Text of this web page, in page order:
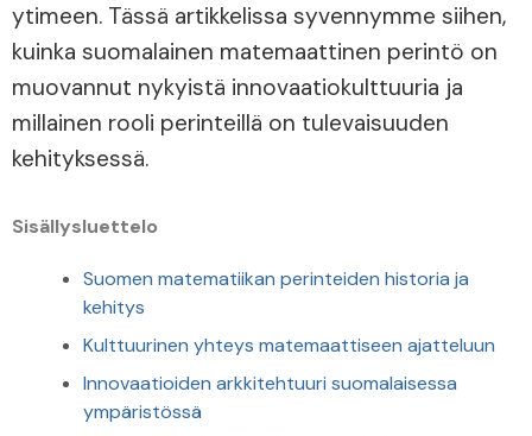
ytimeen. Tässä artikkelissa syvennymme siihen,
kuinka suomalainen matemaattinen perintö on
muovannut nykyistä innovaatiokulttuuria ja
millainen rooli perinteillä on tulevaisuuden
kehityksessä.
Sisällysluettelo
Suomen matematiikan perinteiden historia ja
kehitys
Kulttuurinen yhteys matemaattiseen ajatteluun
Innovaatioiden arkkitehtuuri suomalaisessa
ympäristössä